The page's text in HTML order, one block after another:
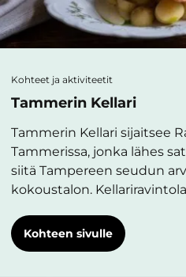
Kohteet ja aktiviteetit
Tammerin Kellari
Tammerin Kellari sijaitsee
Tammerissa, jonka lähes
siitä Tampereen seudun
kokoustalon.
Kohteen sivulle